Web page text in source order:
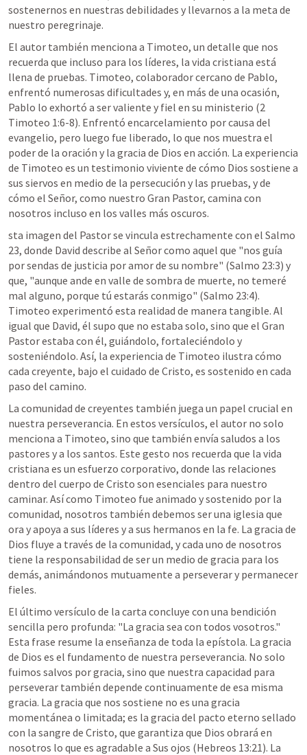
sostenernos en nuestras debilidades y llevarnos a la meta de
nuestro peregrinaje.
El autor también menciona a Timoteo, un detalle que nos
recuerda que incluso para los líderes, la vida cristiana está
llena de pruebas. Timoteo, colaborador cercano de Pablo,
enfrentó numerosas dificultades y, en más de una ocasión,
Pablo lo exhortó a ser valiente y fiel en su ministerio (2
Timoteo 1:6-8). Enfrentó encarcelamiento por causa del
evangelio, pero luego fue liberado, lo que nos muestra el
poder de la oración y la gracia de Dios en acción. La experiencia
de Timoteo es un testimonio viviente de cómo Dios sostiene a
sus siervos en medio de la persecución y las pruebas, y de
cómo el Señor, como nuestro Gran Pastor, camina con
nosotros incluso en los valles más oscuros.
sta imagen del Pastor se vincula estrechamente con el Salmo
23, donde David describe al Señor como aquel que "nos guía
por sendas de justicia por amor de su nombre" (Salmo 23:3) y
que, "aunque ande en valle de sombra de muerte, no temeré
mal alguno, porque tú estarás conmigo" (Salmo 23:4).
Timoteo experimentó esta realidad de manera tangible. Al
igual que David, él supo que no estaba solo, sino que el Gran
Pastor estaba con él, guiándolo, fortaleciéndolo y
sosteniéndolo. Así, la experiencia de Timoteo ilustra cómo
cada creyente, bajo el cuidado de Cristo, es sostenido en cada
paso del camino.
La comunidad de creyentes también juega un papel crucial en
nuestra perseverancia. En estos versículos, el autor no solo
menciona a Timoteo, sino que también envía saludos a los
pastores y a los santos. Este gesto nos recuerda que la vida
cristiana es un esfuerzo corporativo, donde las relaciones
dentro del cuerpo de Cristo son esenciales para nuestro
caminar. Así como Timoteo fue animado y sostenido por la
comunidad, nosotros también debemos ser una iglesia que
ora y apoya a sus líderes y a sus hermanos en la fe. La gracia de
Dios fluye a través de la comunidad, y cada uno de nosotros
tiene la responsabilidad de ser un medio de gracia para los
demás, animándonos mutuamente a perseverar y permanecer
fieles.
El último versículo de la carta concluye con una bendición
sencilla pero profunda: "La gracia sea con todos vosotros."
Esta frase resume la enseñanza de toda la epístola. La gracia
de Dios es el fundamento de nuestra perseverancia. No solo
fuimos salvos por gracia, sino que nuestra capacidad para
perseverar también depende continuamente de esa misma
gracia. La gracia que nos sostiene no es una gracia
momentánea o limitada; es la gracia del pacto eterno sellado
con la sangre de Cristo, que garantiza que Dios obrará en
nosotros lo que es agradable a Sus ojos (Hebreos 13:21). La